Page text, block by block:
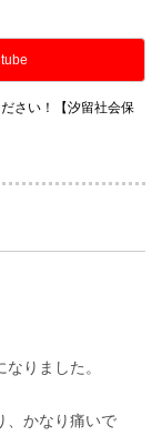
さい！【汐留社会保
りました。
、かなり痛いで